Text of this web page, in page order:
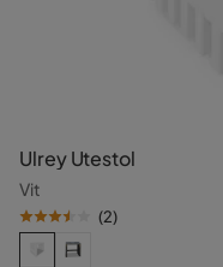
Ulrey Utestol
Vit
(2)